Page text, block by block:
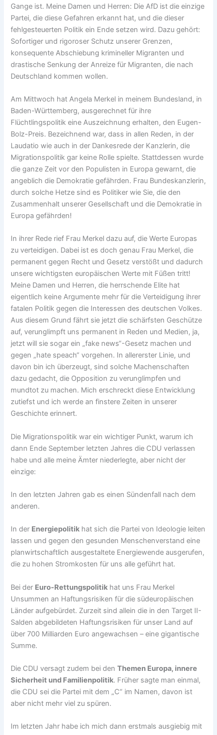
Gange ist. Meine Damen und Herren: Die AfD ist die einzige
Partei, die diese Gefahren erkannt hat, und die dieser
fehlgesteuerten Politik ein Ende setzen wird. Dazu gehört:
Sofortiger und rigoroser Schutz unserer Grenzen,
konsequente Abschiebung krimineller Migranten und
drastische Senkung der Anreize für Migranten, die nach
Deutschland kommen wollen.
Am Mittwoch hat Angela Merkel in meinem Bundesland, in
Baden-Württemberg, ausgerechnet für ihre
Flüchtlingspolitik eine Auszeichnung erhalten, den Eugen-
Bolz-Preis. Bezeichnend war, dass in allen Reden, in der
Laudatio wie auch in der Dankesrede der Kanzlerin, die
Migrationspolitik gar keine Rolle spielte. Stattdessen wurde
die ganze Zeit vor den Populisten in Europa gewarnt, die
angeblich die Demokratie gefährden. Frau Bundeskanzlerin,
durch solche Hetze sind es Politiker wie Sie, die den
Zusammenhalt unserer Gesellschaft und die Demokratie in
Europa gefährden!
In ihrer Rede rief Frau Merkel dazu auf, die Werte Europas
zu verteidigen. Dabei ist es doch genau Frau Merkel, die
permanent gegen Recht und Gesetz verstößt und dadurch
unsere wichtigsten europäischen Werte mit Füßen tritt!
Meine Damen und Herren, die herrschende Elite hat
eigentlich keine Argumente mehr für die Verteidigung ihrer
fatalen Politik gegen die Interessen des deutschen Volkes.
Aus diesem Grund fährt sie jetzt die schärfsten Geschütze
auf, verunglimpft uns permanent in Reden und Medien, ja,
jetzt will sie sogar ein „fake news“-Gesetz machen und
gegen „hate speach“ vorgehen. In allererster Linie, und
davon bin ich überzeugt, sind solche Machenschaften
dazu gedacht, die Opposition zu verunglimpfen und
mundtot zu machen. Mich erschreckt diese Entwicklung
zutiefst und ich werde an finstere Zeiten in unserer
Geschichte erinnert.
Die Migrationspolitik war ein wichtiger Punkt, warum ich
dann Ende September letzten Jahres die CDU verlassen
habe und alle meine Ämter niederlegte, aber nicht der
einzige:
In den letzten Jahren gab es einen Sündenfall nach dem
anderen.
In der Energiepolitik hat sich die Partei von Ideologie leiten
lassen und gegen den gesunden Menschenverstand eine
planwirtschaftlich ausgestaltete Energiewende ausgerufen,
die zu hohen Stromkosten für uns alle geführt hat.
Bei der Euro-Rettungspolitik hat uns Frau Merkel
Unsummen an Haftungsrisiken für die südeuropäischen
Länder aufgebürdet. Zurzeit sind allein die in den Target II-
Salden abgebildeten Haftungsrisiken für unser Land auf
über 700 Milliarden Euro angewachsen – eine gigantische
Summe.
Die CDU versagt zudem bei denThemen Europa, innere
Sicherheit und Familienpolitik. Früher sagte man einmal,
die CDU sei die Partei mit dem „C“ im Namen, davon ist
aber nicht mehr viel zu spüren.
Im letzten Jahr habe ich mich dann erstmals ausgiebig mit